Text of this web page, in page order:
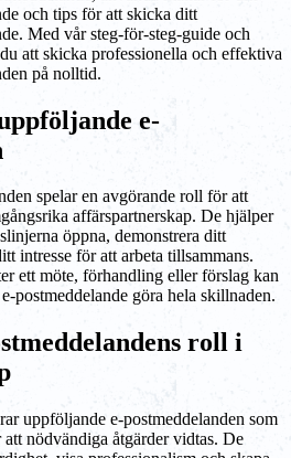
och tips för att skicka ditt
Med vår steg-för-steg-guide och
att skicka professionella och effektiva
på nolltid.
e-
spelar en avgörande roll för att
affärspartnerskap. De hjälper
öppna, demonstrera ditt
intresse för att arbeta tillsammans.
ett möte, förhandling eller förslag kan
postmeddelande göra hela skillnaden.
roll i
uppföljande e-postmeddelanden som
nödvändiga åtgärder vidtas. De